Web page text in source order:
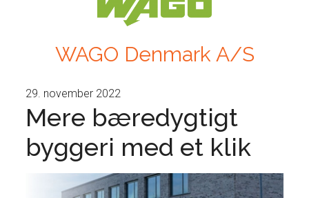
WAGO Denmark A/S
29. november 2022
Mere bæredygtigt
byggeri med et klik